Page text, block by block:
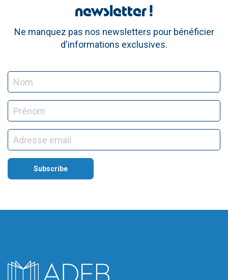
newsletter !
Ne manquez pas nos newsletters pour bénéficier
d'informations exclusives.